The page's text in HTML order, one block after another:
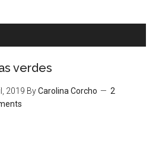
verdes
2019 ByCarolina Corcho
2